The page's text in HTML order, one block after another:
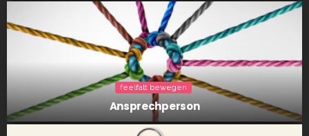
feelfalt bewegen
Ansprech­per­son